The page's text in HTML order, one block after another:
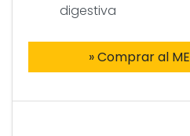
digestiva
» Comprar al